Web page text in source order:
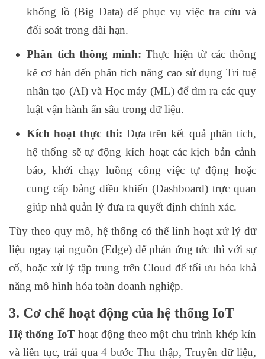
khổng lồ (Big Data) để phục vụ việc tra cứu và
đối soát trong dài hạn.
Phân tích thông minh: Thực hiện từ các thống
kê cơ bản đến phân tích nâng cao sử dụng Trí tuệ
nhân tạo (AI) và Học máy (ML) để tìm ra các quy
luật vận hành ẩn sâu trong dữ liệu.
Kích hoạt thực thi: Dựa trên kết quả phân tích,
hệ thống sẽ tự động kích hoạt các kịch bản cảnh
báo, khởi chạy luồng công việc tự động hoặc
cung cấp bảng điều khiển (Dashboard) trực quan
giúp nhà quản lý đưa ra quyết định chính xác.
Tùy theo quy mô, hệ thống có thể linh hoạt xử lý dữ
liệu ngay tại nguồn (Edge) để phản ứng tức thì với sự
cố, hoặc xử lý tập trung trên Cloud để tối ưu hóa khả
năng mô hình hóa toàn doanh nghiệp.
3. Cơ chế hoạt động của hệ thống IoT
Hệ thống IoThoạt động theo một chu trình khép kín
và liên tục, trải qua 4 bước Thu thập, Truyền dữ liệu,